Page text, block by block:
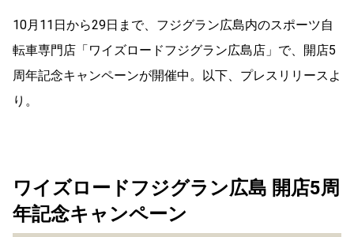
10月11日から29日まで、フジグラン広島内のスポーツ自
転車専門店「ワイズロードフジグラン広島店」で、開店5
周年記念キャンペーンが開催中。以下、プレスリリースよ
り。
ワイズロードフジグラン広島 開店5周
年記念キャンペーン